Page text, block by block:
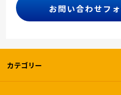
お問い合わせフ
カテゴリー